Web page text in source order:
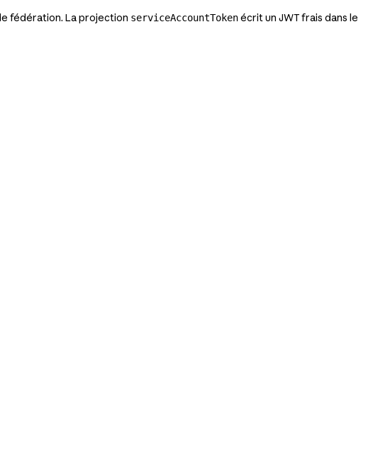
fédération. La projection serviceAccountTokenécrit un JWT frais dans le